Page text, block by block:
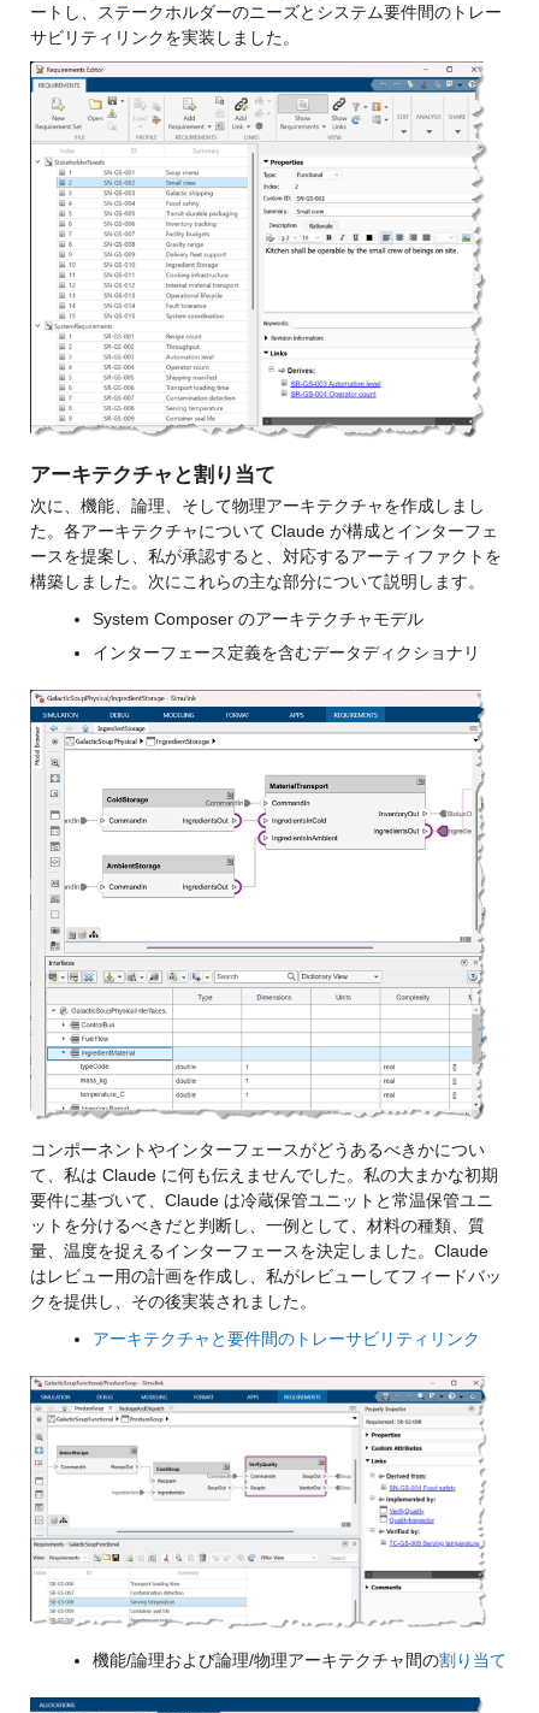
ートし、ステークホルダーのニーズとシステム要件間のトレー
サビリティリンクを実装しました。
アーキテクチャと割り当て
次に、機能、論理、そして物理アーキテクチャを作成しまし
た。 各アーキテクチャについて Claude が構成とインターフェ
ースを提案し、私が承認すると、対応するアーティファクトを
構築しました。 次にこれらの主な部分について説明します。
System Composer のアーキテクチャモデル
インターフェース定義を含むデータディクショナリ
コンポーネントやインターフェースがどうあるべきかについ
て、私は Claude に何も伝えませんでした。私の大まかな初期
要件に基づいて、Claude は冷蔵保管ユニットと常温保管ユニ
ットを分けるべきだと判断し、一例として、材料の種類、質
量、温度を捉えるインターフェースを決定しました。Claude
はレビュー用の計画を作成し、私がレビューしてフィードバッ
クを提供し、その後実装されました。
アーキテクチャと要件間のトレーサビリティリンク
機能/論理および論理/物理アーキテクチャ間の割り当て